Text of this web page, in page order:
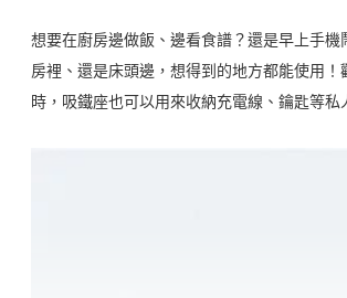
想要在廚房邊做飯、邊看食譜？還是早上手
房裡、還是床頭邊，想得到的地方都能使用
時，吸鐵座也可以用來收納充電線、鑰匙等私